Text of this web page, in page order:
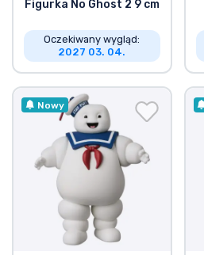
Figurka No Ghost 2 9 cm
Oczekiwany wygląd:
2027 03. 04.
Nowy